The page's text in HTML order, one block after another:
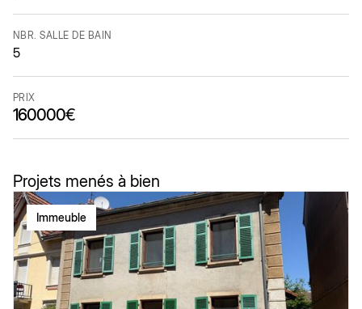
NBR. SALLE DE BAIN
5
PRIX
160000€
Projets menés à bien
Immeuble